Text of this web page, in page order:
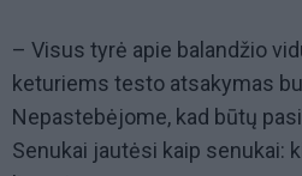
– Visus tyrė apie balandžio
keturiems testo atsakymas
Nepastebėjome, kad būtų
Senukai jautėsi kaip senukai: